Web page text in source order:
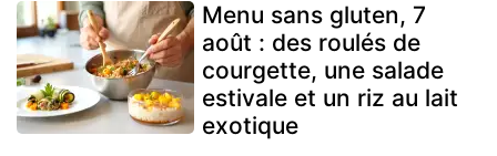
Menu sans gluten, 7
août : des roulés de
courgette, une salade
estivale et un riz au lait
exotique